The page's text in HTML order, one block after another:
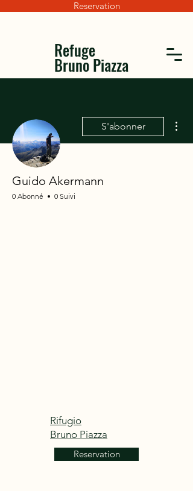
Reservation
Refuge
Bruno Piazza
S'abonner
Guido Akermann
0 Abonné 0 Suivi
Rifugio
Bruno Piazza
Reservation